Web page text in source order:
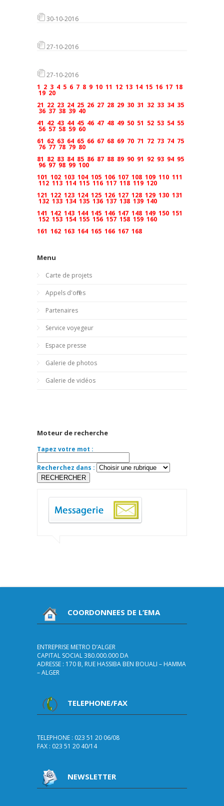
30-10-2016
27-10-2016
27-10-2016
1 2 3 4 5 6 7 8 9 10 11 12 13 14 15 16 17 18
19 20
21 22 23 24 25 26 27 28 29 30 31 32 33 34 35
36 37 38 39 40
41 42 43 44 45 46 47 48 49 50 51 52 53 54 55
56 57 58 59 60
61 62 63 64 65 66 67 68 69 70 71 72 73 74 75
76 77 78 79 80
81 82 83 84 85 86 87 88 89 90 91 92 93 94 95
96 97 98 99 100
101 102 103 104 105 106 107 108 109 110 111
112 113 114 115 116 117 118 119 120
121 122 123 124 125 126 127 128 129 130 131
132 133 134 135 136 137 138 139 140
141 142 143 144 145 146 147 148 149 150 151
152 153 154 155 156 157 158 159 160
161 162 163 164 165 166 167 168
Menu
Carte de projets
Appels d'offres
Partenaires
Service voyegeur
Espace presse
Galerie de photos
Galerie de vidéos
Moteur de recherche
Tapez votre mot :
Recherchez dans :
COORDONNEES DE L’EMA
ENTREPRISE METRO D’ALGER
CAPITAL SOCIAL 380.000.000 DA
ADRESSE : 170 B, RUE HASSIBA BEN BOUALI – HAMMA
– ALGER
TELEPHONE/FAX
TELEPHONE : 023 51 20 06/08
FAX : 023 51 20 40/14
NEWSLETTER